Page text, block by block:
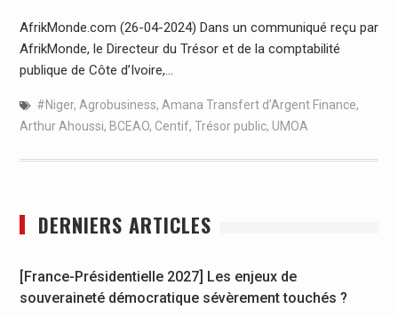
AfrikMonde.com (26-04-2024) Dans un communiqué reçu par
AfrikMonde, le Directeur du Trésor et de la comptabilité
publique de Côte d’Ivoire,…
#Niger, Agrobusiness, Amana Transfert d’Argent Finance,
Arthur Ahoussi, BCEAO, Centif, Trésor public, UMOA
DERNIERS ARTICLES
[France-Présidentielle 2027] Les enjeux de
souveraineté démocratique sévèrement touchés ?